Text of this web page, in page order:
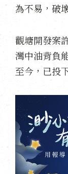
為不易，破
觀塘開發案
灣中油背負
至今，已投